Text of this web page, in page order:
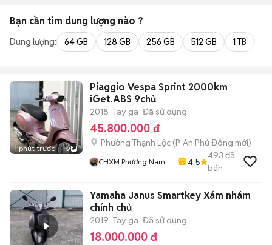
Bạn cần tìm dung lượng nào ?
Dung lượng: 64 GB 128 GB 256 GB 512 GB 1 TB
1 phút trước 9
Piaggio Vespa Sprint 2000km
iGet.ABS 9chủ
2018 Tay ga Đã sử dụng
45.800.000 đ
Phường Thạnh Lộc (P. An Phú Đông mới)
CHXM Phương Nam
4.5
493 đã
bán
Yamaha Janus Smartkey Xám nhám
chính chủ
2019 Tay ga Đã sử dụng
18.000.000 đ